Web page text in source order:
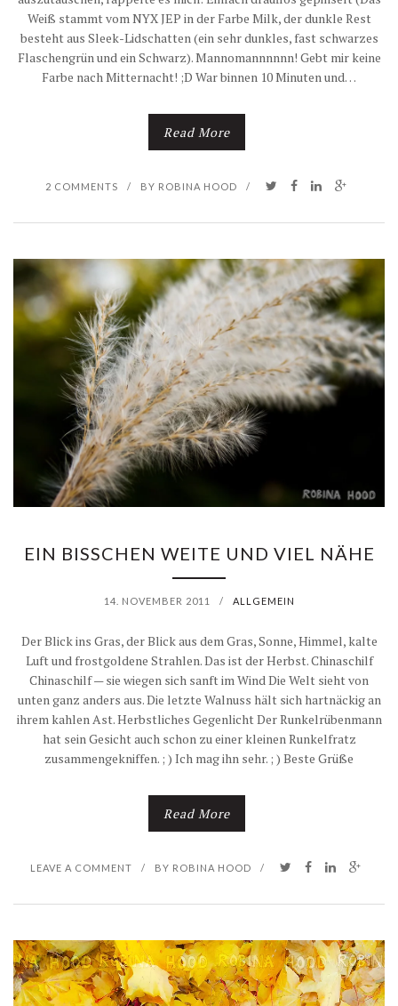
Weiß stammt vom NYX JEP in der Farbe Milk, der dunkle Rest
besteht aus Sleek-Lidschatten (ein sehr dunkles, fast schwarzes
Flaschengrün und ein Schwarz). Mannomannnnnn! Gebt mir keine
Farbe nach Mitternacht! ;D War binnen 10 Minuten und…
Read More
2 COMMENTS / BY ROBINA HOOD /
EIN BISSCHEN WEITE UND VIEL NÄHE
14. NOVEMBER 2011 / ALLGEMEIN
Der Blick ins Gras, der Blick aus dem Gras, Sonne, Himmel, kalte
Luft und frostgoldene Strahlen. Das ist der Herbst. Chinaschilf
Chinaschilf — sie wiegen sich sanft im Wind Die Welt sieht von
unten ganz anders aus. Die letzte Walnuss hält sich hartnäckig an
ihrem kahlen Ast. Herbstliches Gegenlicht Der Runkelrübenmann
hat sein Gesicht auch schon zu einer kleinen Runkelfratz
zusammengekniffen. ; ) Ich mag ihn sehr. ; ) Beste Grüße
Read More
LEAVE A COMMENT / BY ROBINA HOOD /